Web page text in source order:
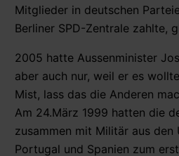
Mitglieder in deutschen
Berliner SPD-Zentrale zahlte,
2005 hatte Aussenminister
aber auch nur, weil er es
Mist, lass das die Anderen
Am 24.März 1999 hatten die
zusammen mit Militär aus den
Portugal und Spanien zum